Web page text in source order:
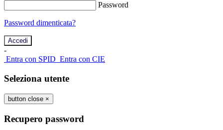
Password
Password dimenticata?
-
Entra con SPID Entra con CIE
Seleziona utente
button close ×
Recupero password